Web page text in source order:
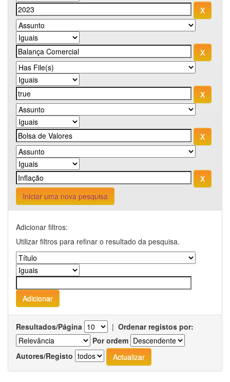
Iniciar uma nova pesquisa
Adicionar filtros:
Utilizar filtros para refinar o resultado da pesquisa.
Resultados/Página | Ordenar registos por:
Por ordem
Autores/Registo